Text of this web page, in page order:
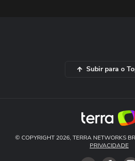
Subir para o
© COPYRIGHT 2026, TERRA NETWORKS
PRIVACIDADE